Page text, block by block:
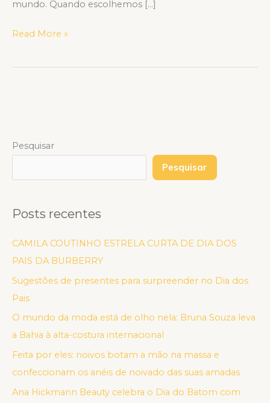
mundo. Quando escolhemos […]
Read More »
Pesquisar
Pesquisar
Posts recentes
CAMILA COUTINHO ESTRELA CURTA DE DIA DOS
PAIS DA BURBERRY
Sugestões de presentes para surpreender no Dia dos
Pais
O mundo da moda está de olho nela: Bruna Souza leva
a Bahia à alta-costura internacional
Feita por eles: noivos botam a mão na massa e
confeccionam os anéis de noivado das suas amadas
Ana Hickmann Beauty celebra o Dia do Batom com